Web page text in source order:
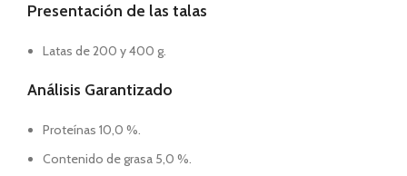
Presentación de las talas
Latas de 200 y 400 g.
Análisis Garantizado
Proteínas 10,0 %.
Contenido de grasa 5,0 %.